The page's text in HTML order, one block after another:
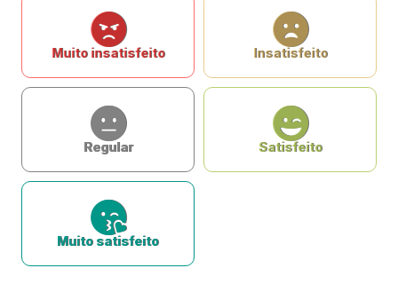
Muito insatisfeito Insatisfeito
Regular Satisfeito
Muito satisfeito